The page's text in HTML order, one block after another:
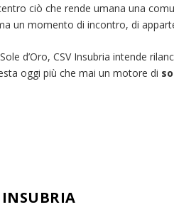
ciò che rende umana una
un momento di incontro, di
d’Oro, CSV Insubria intende
oggi più che mai un motore di
INSUBRIA